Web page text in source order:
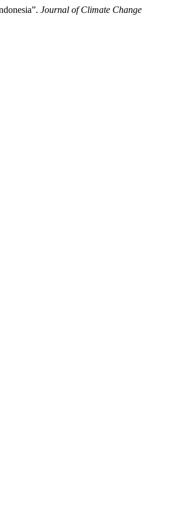
Journal of Climate Change